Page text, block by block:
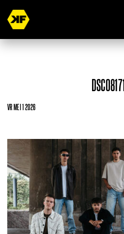
DSC08171
VR MEI 1 2026